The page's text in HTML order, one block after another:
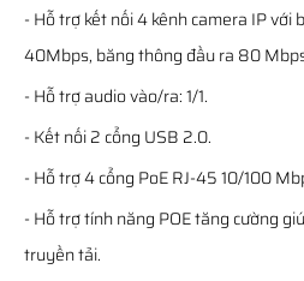
- Hỗ trợ kết nối 4 kênh camera IP với
40Mbps, băng thông đầu ra 80
- Hỗ trợ audio vào/ra: 1/1.
- Kết nối 2 cổng USB 2.0.
- Hỗ trợ 4 cổng PoE RJ-45 10/100
- Hỗ trợ tính năng POE tăng cường
truyền tải.